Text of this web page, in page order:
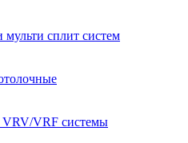
сплит систем
VRV/VRF системы